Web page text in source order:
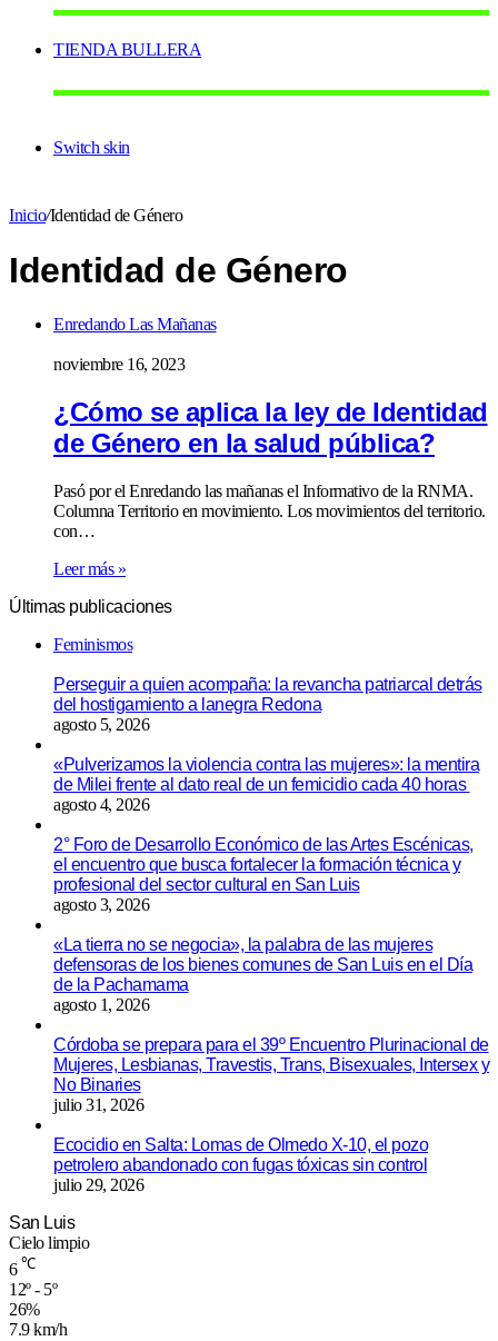
TIENDA BULLERA
Switch skin
Inicio/Identidad de Género
Identidad de Género
Enredando Las Mañanas
noviembre 16, 2023
¿Cómo se aplica la ley de Identidad
de Género en la salud pública?
Pasó por el Enredando las mañanas el Informativo de la RNMA.
Columna Territorio en movimiento. Los movimientos del territorio.
con…
Leer más »
Últimas publicaciones
Feminismos
Perseguir a quien acompaña: la revancha patriarcal detrás
del hostigamiento a lanegra Redona
agosto 5, 2026
«Pulverizamos la violencia contra las mujeres»: la mentira
de Milei frente al dato real de un femicidio cada 40 horas
agosto 4, 2026
2° Foro de Desarrollo Económico de las Artes Escénicas,
el encuentro que busca fortalecer la formación técnica y
profesional del sector cultural en San Luis
agosto 3, 2026
«La tierra no se negocia», la palabra de las mujeres
defensoras de los bienes comunes de San Luis en el Día
de la Pachamama
agosto 1, 2026
Córdoba se prepara para el 39º Encuentro Plurinacional de
Mujeres, Lesbianas, Travestis, Trans, Bisexuales, Intersex y
No Binaries
julio 31, 2026
Ecocidio en Salta: Lomas de Olmedo X-10, el pozo
petrolero abandonado con fugas tóxicas sin control
julio 29, 2026
San Luis
Cielo limpio
6 ℃
12º - 5º
26%
7.9 km/h